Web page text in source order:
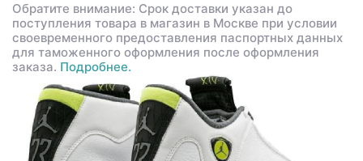
Обратите внимание: Срок доставки указан до
поступления товара в магазин в Москве при условии
своевременного предоставления паспортных данных
для таможенного оформления после оформления
заказа. Подробнее.